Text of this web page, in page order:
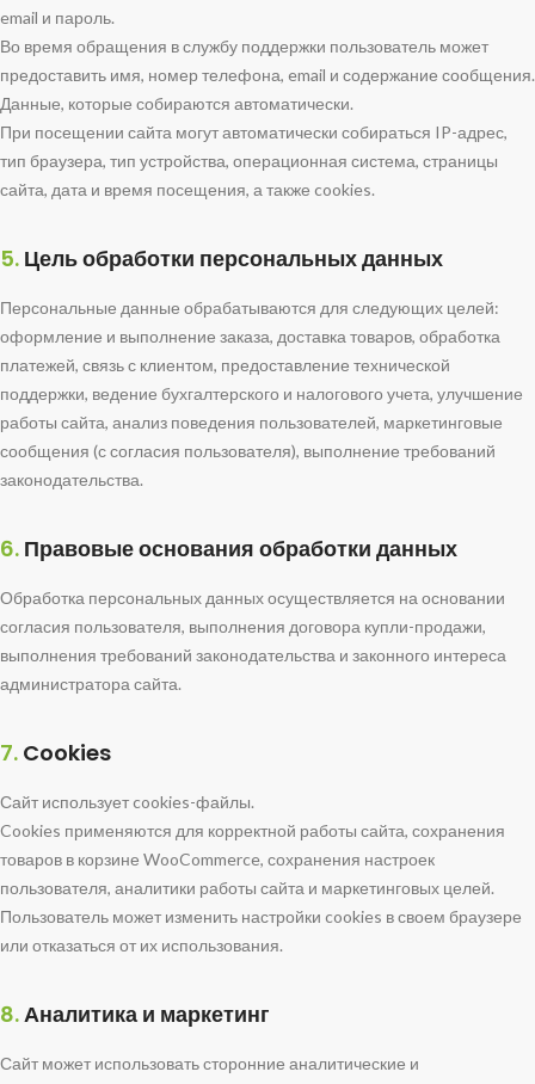
email и пароль.
Во время обращения в службу поддержки пользователь может
предоставить имя, номер телефона, email и содержание сообщения.
Данные, которые собираются автоматически.
При посещении сайта могут автоматически собираться IP-адрес,
тип браузера, тип устройства, операционная система, страницы
сайта, дата и время посещения, а также cookies.
5. Цель обработки персональных данных
Персональные данные обрабатываются для следующих целей:
оформление и выполнение заказа, доставка товаров, обработка
платежей, связь с клиентом, предоставление технической
поддержки, ведение бухгалтерского и налогового учета, улучшение
работы сайта, анализ поведения пользователей, маркетинговые
сообщения (с согласия пользователя), выполнение требований
законодательства.
6. Правовые основания обработки данных
Обработка персональных данных осуществляется на основании
согласия пользователя, выполнения договора купли-продажи,
выполнения требований законодательства и законного интереса
администратора сайта.
7. Cookies
Сайт использует cookies-файлы.
Cookies применяются для корректной работы сайта, сохранения
товаров в корзине WooCommerce, сохранения настроек
пользователя, аналитики работы сайта и маркетинговых целей.
Пользователь может изменить настройки cookies в своем браузере
или отказаться от их использования.
8.Аналитика и маркетинг
Сайт может использовать сторонние аналитические и